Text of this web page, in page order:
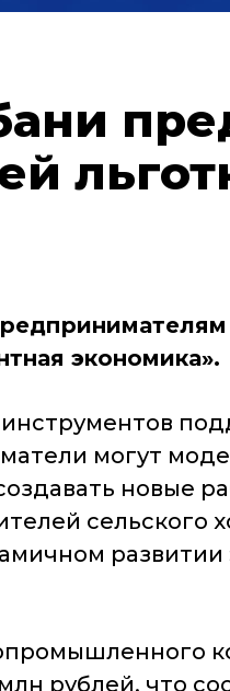
экономика».
могут
новые
сельского
развитии
рублей, что